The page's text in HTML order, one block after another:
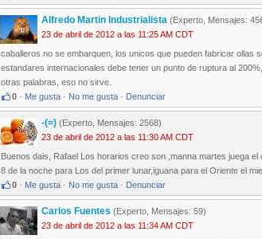
Alfredo Martin Industrialista (Experto, Mensajes:
23 de abril de 2012 a las 11:25 AM CDT
caballeros no se embarquen, los unicos que pueden fabricar ollas
estandares internacionales debe tener un punto de ruptura al
otras palabras, eso no sirve.
0 · Me gusta · No me gusta · Denunciar
-(=) (Experto, Mensajes: 2568)
23 de abril de 2012 a las 11:30 AM CDT
Buenos dais, Rafael Los horarios creo son ,manna martes juega
8 de la noche para Los del primer lunar,iguana para el Oriente el
0 · Me gusta · No me gusta · Denunciar
Carlos Fuentes (Experto, Mensajes: 59)
23 de abril de 2012 a las 11:34 AM CDT